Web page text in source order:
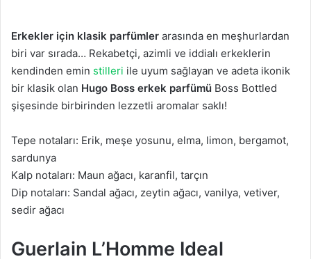
Erkekler için klasik parfümler arasında en meşhurlardan
biri var sırada… Rekabetçi, azimli ve iddialı erkeklerin
kendinden emin stilleri ile uyum sağlayan ve adeta ikonik
bir klasik olan Hugo Boss erkek parfümü Boss Bottled
şişesinde birbirinden lezzetli aromalar saklı!
Tepe notaları: Erik, meşe yosunu, elma, limon, bergamot,
sardunya
Kalp notaları: Maun ağacı, karanfil, tarçın
Dip notaları: Sandal ağacı, zeytin ağacı, vanilya, vetiver,
sedir ağacı
Guerlain L’Homme Ideal